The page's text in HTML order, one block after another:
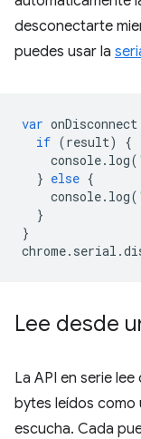
desconectarte
puedes usar la
var onDisconnect
if (result)
{
console. log(
} else {
console. log(
}
}
chrome. serial .
Lee desde
La API en serie
bytes leídos como
escucha. Cada